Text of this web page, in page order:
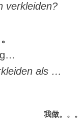
verkleiden?
als …
我做。。。